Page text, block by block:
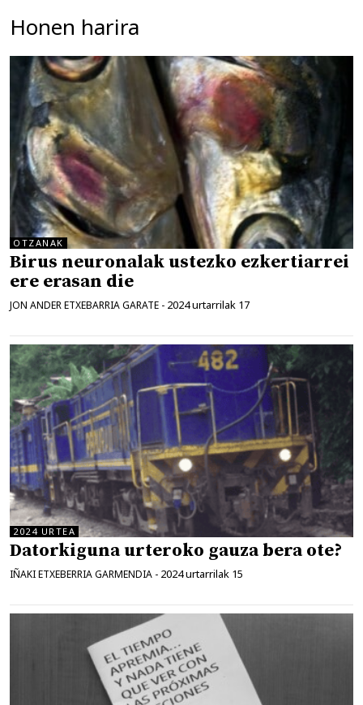
Honen harira
OTZANAK
Birus neuronalak ustezko ezkertiarrei
ere erasan die
JON ANDER ETXEBARRIA GARATE - 2024 urtarrilak 17
2024 URTEA
Datorkiguna urteroko gauza bera ote?
IÑAKI ETXEBERRIA GARMENDIA - 2024 urtarrilak 15